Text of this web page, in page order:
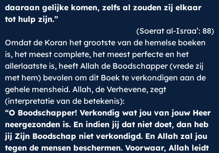
daaraan gelijke komen, zelfs al zouden zij elkaar
tot hulp zijn.”
(Soerat al-Israa’: 88)
Omdat de Koran het grootste van de hemelse boeken
is, het meest complete, het meest perfecte en het
allerlaatste is, heeft Allah de Boodschapper (vrede zij
met hem) bevolen om dit Boek te verkondigen aan de
gehele mensheid. Allah, de Verhevene, zegt
(interpretatie van de betekenis):
“O Boodschapper! Verkondig wat jou van jouw Heer
neergezonden is. En indien jij dat niet doet, dan heb
jij Zijn Boodschap niet verkondigd. En Allah zal jou
tegen de mensen beschermen. Voorwaar, Allah leidt